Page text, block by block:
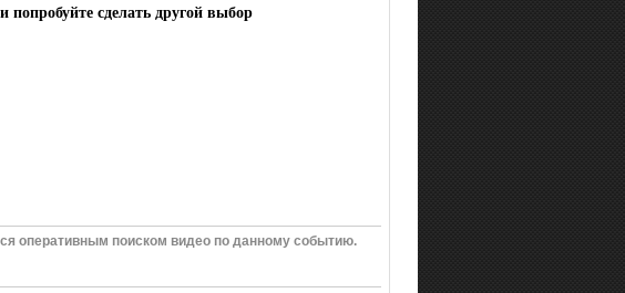
сделать другой выбор
оперативным поиском видео по данному событию.